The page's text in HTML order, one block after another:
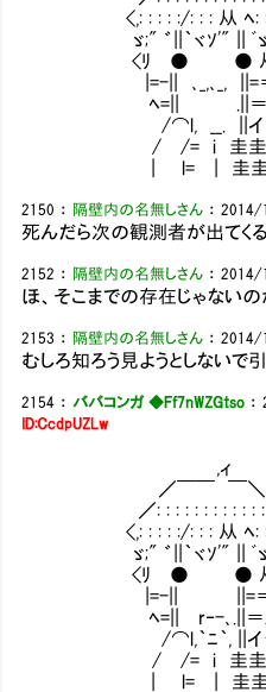
<,: : : : :/: : : 从 ﾍ: : ::
ゞ;" ゛||｀ヾｿ'" || ﾞゞミ
<ﾘ ● ● 从ﾊ
|=-|| ､_,､_, ||=＝ 6} ぶ
ﾍ=|| .||＝
/⌒l, __. ||イヽ なの
/ /= i 圭圭
| l= | 圭圭
2150 ： 隔壁内の名無しさん ：2014/
死んだら次の観測者が出てく
2152 ： 隔壁内の名無しさん ：2014/
ほ、そこまでの存在じゃない
2153 ： 隔壁内の名無しさん ：2014/
むしろ知ろう見ようとしないで
2154 ： ババコンガ ◆Ff7nWZGtso ：
ID:CcdpUZLw
,ィ
／￣￣ ￣＼
／: : : : : : : : : : : :`ゝ
<,: : : : :/: : : 从 ﾍ: : ::
ゞ;" ゛||｀ヾｿ'" || ﾞゞミﾐ
<ﾘ ● ● 从ﾊ
|=-|| ||=＝ 6} これ
ﾍ=|| r‐-､.||＝
/⌒l,｀ﾆ｀, ||イ
/ /= i 圭圭
| l= | 圭圭